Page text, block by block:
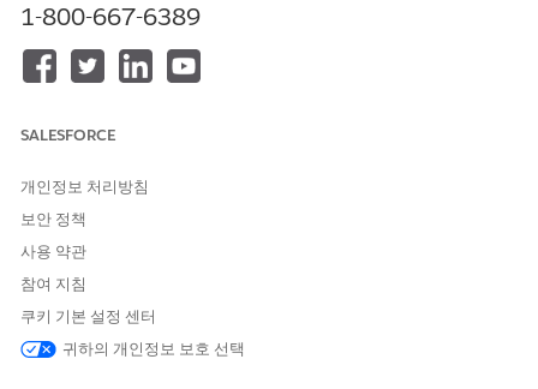
Document Checklist Item
Location
Received Document
To keep the ownership of related records in sync, define the
Received Document object and the OCR Document Scan
Result object.
Object Permissions
1-800-667-6389
SALESFORCE
개인정보 처리방침
보안 정책
사용 약관
참여 지침
쿠키 기본 설정 센터
귀하의 개인정보 보호 선택